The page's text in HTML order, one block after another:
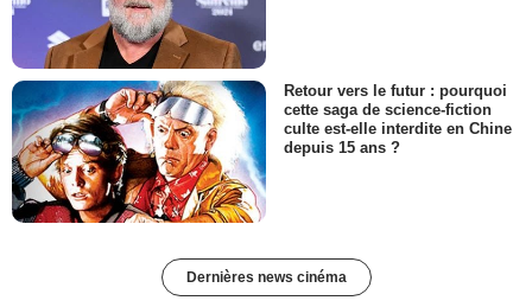
Retour vers le futur : pourquoi
cette saga de science-fiction
culte est-elle interdite en Chine
depuis 15 ans ?
Dernières news cinéma